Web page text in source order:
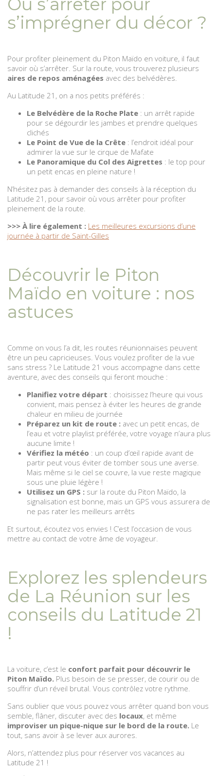
s’imprégner du décor ?
Pour profiter pleinement du Piton Maïdo en voiture, il faut
savoir où s’arrêter. Sur la route, vous trouverez plusieurs
aires de repos aménagées avec des belvédères.
Au Latitude 21, on a nos petits préférés :
Le Belvédère de la Roche Plate : un arrêt rapide
pour se dégourdir les jambes et prendre quelques
clichés
Le Point de Vue de la Crête : l’endroit idéal pour
admirer la vue sur le cirque de Mafate
Le Panoramique du Col des Aigrettes : le top pour
un petit encas en pleine nature !
N’hésitez pas à demander des conseils à la réception du
Latitude 21, pour savoir où vous arrêter pour profiter
pleinement de la route.
>>> À lire également : Les meilleures excursions d’une
journée à partir de Saint-Gilles
Découvrir le Piton
Maïdo en voiture : nos
astuces
Comme on vous l’a dit, les routes réunionnaises peuvent
être un peu capricieuses. Vous voulez profiter de la vue
sans stress ? Le Latitude 21 vous accompagne dans cette
aventure, avec des conseils qui feront mouche :
Planifiez votre départ : choisissez l’heure qui vous
convient, mais pensez à éviter les heures de grande
chaleur en milieu de journée
Préparez un kit de route : avec un petit encas, de
l’eau et votre playlist préférée, votre voyage n’aura plus
aucune limite !
Vérifiez la météo : un coup d’œil rapide avant de
partir peut vous éviter de tomber sous une averse.
Mais même si le ciel se couvre, la vue reste magique
sous une pluie légère !
Utilisez un GPS : sur la route du Piton Maïdo, la
signalisation est bonne, mais un GPS vous assurera de
ne pas rater les meilleurs arrêts
Et surtout, écoutez vos envies ! C’est l’occasion de vous
mettre au contact de votre âme de voyageur.
Explorez les splendeurs
de La Réunion sur les
conseils du Latitude 21
!
La voiture, c’est le confort parfait pour découvrir le
Piton Maïdo. Plus besoin de se presser, de courir ou de
souffrir d’un réveil brutal. Vous contrôlez votre rythme.
Sans oublier que vous pouvez vous arrêter quand bon vous
semble, flâner, discuter avec des locaux, et même
improviser un pique-nique sur le bord de la route. Le
tout, sans avoir à se lever aux aurores.
Alors, n’attendez plus pour réserver vos vacances au
Latitude 21 !